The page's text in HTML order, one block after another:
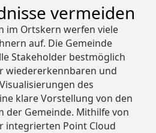
vermeiden
im Ortskern werfen viele
auf. Die Gemeinde
Stakeholder bestmöglich
wiedererkennbaren und
des
klare Vorstellung von den
der Gemeinde. Mithilfe von
integrierten Point Cloud